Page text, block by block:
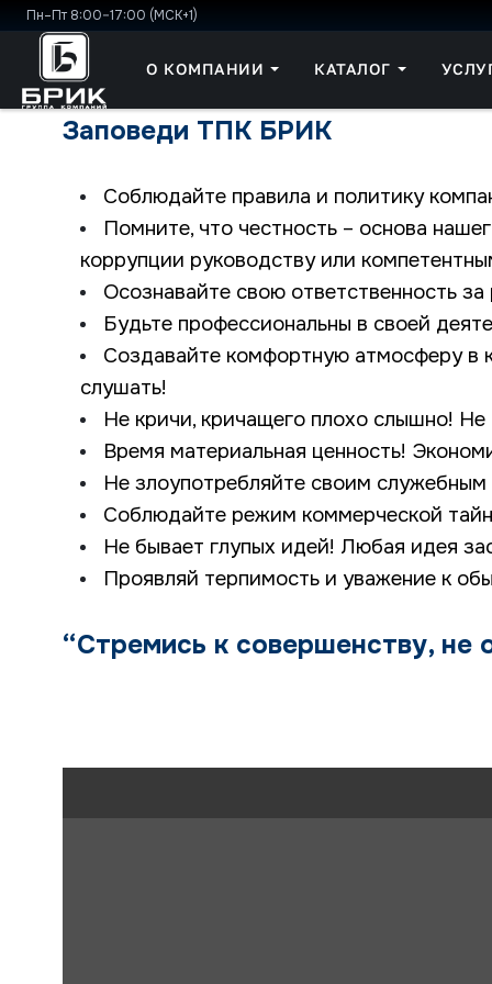
Пн–Пт 8:00–17:00 (МСК+1)
О КОМПАНИИ КАТАЛОГ
Заповеди ТПК БРИК
Соблюдайте правила и политику
Помните, что честность – основа
коррупции руководству или
Осознавайте свою ответственность
Будьте профессиональны в своей
Создавайте комфортную атмосферу в
слушать!
Не кричи, кричащего плохо слышно!
Время материальная ценность!
Не злоупотребляйте своим
Соблюдайте режим коммерческой
Не бывает глупых идей! Любая идея
Проявляй терпимость и уважение к
“Стремись к совершенству, не